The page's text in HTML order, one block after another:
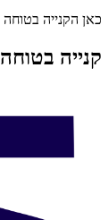
כאן הקנייה בטוחה
קנייה בטוחה